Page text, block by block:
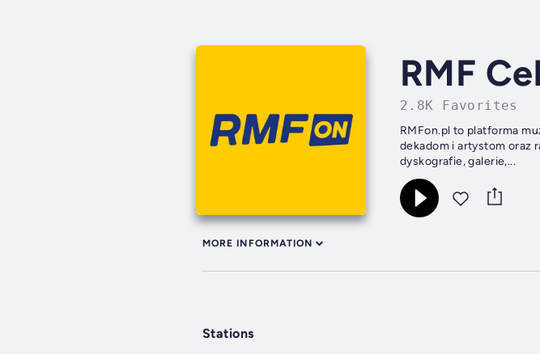
RMF
2.8K Favorites
RMFon.pl to platforma
dekadom i artystom oraz
dyskografie, galerie,...
MORE INFORMATION
Stations